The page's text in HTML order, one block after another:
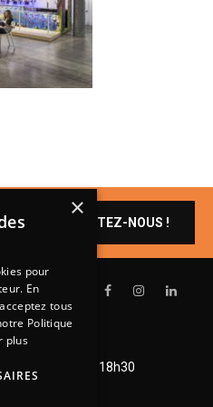
CONTACTEZ-NOUS !
12h et de 14h à 18h30
×
pour
En
tous
Politique
plus